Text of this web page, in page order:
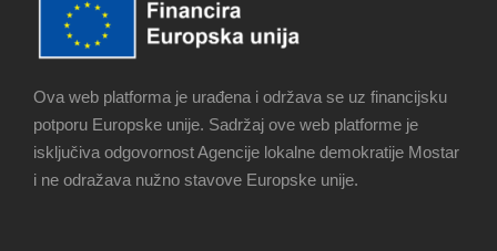
Ova web platforma je urađena i održava se uz financijsku
potporu Europske unije. Sadržaj ove web platforme je
isključiva odgovornost Agencije lokalne demokratije Mostar
i ne odražava nužno stavove Europske unije.